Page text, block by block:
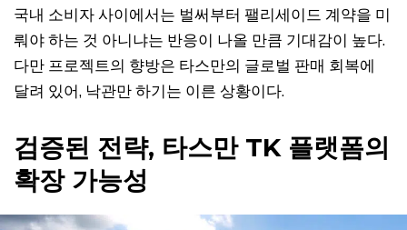
국내 소비자 사이에서는 벌써부터 팰리세이드 계약을 미
뤄야 하는 것 아니냐는 반응이 나올 만큼 기대감이 높다.
다만 프로젝트의 향방은 타스만의 글로벌 판매 회복에
달려 있어, 낙관만 하기는 이른 상황이다.
검증된 전략, 타스만 TK 플랫폼의
확장 가능성